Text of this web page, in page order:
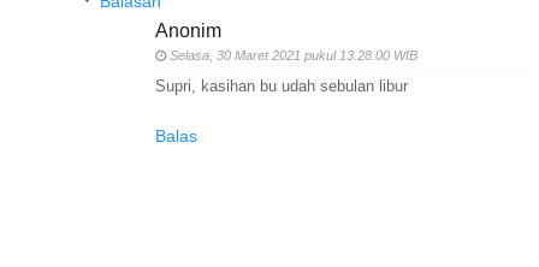
Anonim
Selasa, 30 Maret 2021 pukul 13.28.00 WIB
Supri, kasihan bu udah sebulan libur
Balas